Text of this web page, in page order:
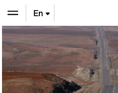
En
Fr